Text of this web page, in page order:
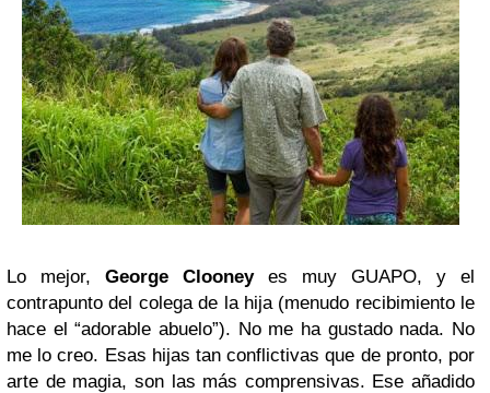
Lo mejor, George Clooneyes muy GUAPO, y el
contrapunto del colega de la hija (menudo recibimiento le
hace el “adorable abuelo”). No me ha gustado nada. No
me lo creo. Esas hijas tan conflictivas que de pronto, por
arte de magia, son las más comprensivas. Ese añadido